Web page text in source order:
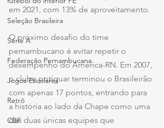
Seleção Brasileira
Série A
Federação Pernambucana
Jogos Escolares
Retrô
CBF
em 2021, com 13% de aproveitamento.
O próximo desafio do time
pernambucano é evitar repetir o
desempenho do América-RN. Em 2007,
o clube potiguar terminou o Brasileirão
com apenas 17 pontos, entrando para
a história ao lado da Chape como uma
das duas únicas equipes que